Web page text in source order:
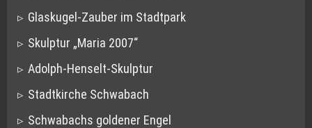
Glaskugel-Zauber im Stadtpark
Skulptur „Maria 2007“
Adolph-Henselt-Skulptur
Stadtkirche Schwabach
Schwabachs goldener Engel